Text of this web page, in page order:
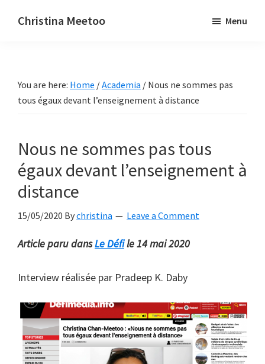
Christina Meetoo
and
Mauritius
Menu
You are here: Home /Academia / Nous ne sommes pas
tous égaux devant l’enseignement à distance
Nous ne sommes pas tous
égaux devant l’enseignement à
distance
15/05/2020 Bychristina Leave a Comment
Article paru dansLe Défile 14 mai 2020
Interview réalisée par Pradeep K. Daby